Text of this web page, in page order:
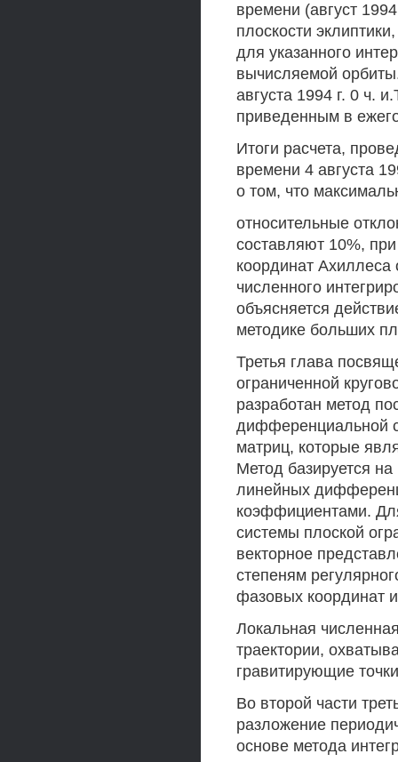
времени (август
плоскости
для указанного
вычисляемой
августа 1994 г. 0 ч.
приведенным в
Итоги расчета,
времени 4 августа
о том, что
относительные
составляют 10%,
координат
численного
объясняется
методике больших
Третья глава
ограниченной
разработан метод
дифференциальной
матриц, которые
Метод базируется
линейных
коэффициентами.
системы плоской
векторное
степеням
фазовых координат
Локальная
траектории,
гравитирующие
Во второй части
разложение
основе метода